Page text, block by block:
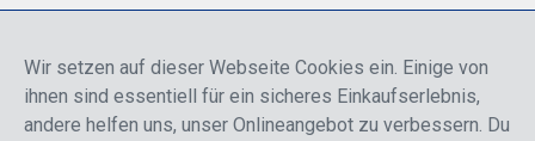
Breite Palette von Luftfahrtprodukten
Fokus auf Pilotenausbildung
Wir setzen auf dieser Webseite Cookies ein. Einige von
ihnen sind essentiell für ein sicheres Einkaufserlebnis,
andere helfen uns, unser Onlineangebot zu verbessern. Du